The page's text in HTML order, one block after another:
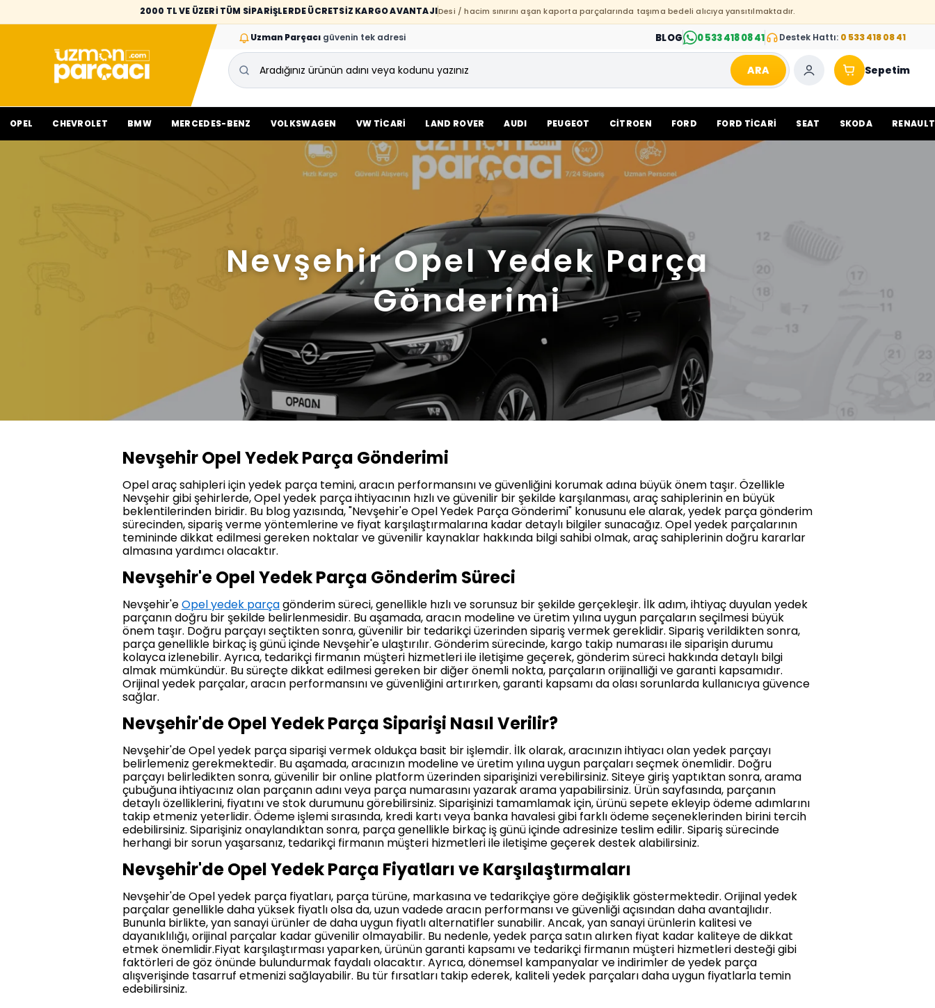
2000 TL VE ÜZERİ TÜM SİPARİŞLERDE ÜCRETSİZ KARGO AVANTAJIDesi / hacim sınırını aşan kaporta parçalarında taşıma bedeli alıcıya yansıtılmaktadır.
Uzman Parçacı güvenin tek adresi BLOG 0 533 418 08 41 Destek Hattı: 0 533 418 08 41
ARA Sepetim
OPEL CHEVROLET BMW MERCEDES-BENZ VOLKSWAGEN VW TİCARİ LAND ROVER AUDI PEUGEOT CİTROEN FORD FORD TİCARİ SEAT SKODA RENAULT
Nevşehir Opel Yedek Parça
Gönderimi
Nevşehir Opel Yedek Parça Gönderimi
Opel araç sahipleri için yedek parça temini, aracın performansını ve güvenliğini korumak adına büyük önem taşır. Özellikle
Nevşehir gibi şehirlerde, Opel yedek parça ihtiyacının hızlı ve güvenilir bir şekilde karşılanması, araç sahiplerinin en büyük
beklentilerinden biridir. Bu blog yazısında, "Nevşehir'e Opel Yedek Parça Gönderimi" konusunu ele alarak, yedek parça gönderim
sürecinden, sipariş verme yöntemlerine ve fiyat karşılaştırmalarına kadar detaylı bilgiler sunacağız. Opel yedek parçalarının
temininde dikkat edilmesi gereken noktalar ve güvenilir kaynaklar hakkında bilgi sahibi olmak, araç sahiplerinin doğru kararlar
almasına yardımcı olacaktır.
Nevşehir'e Opel Yedek Parça Gönderim Süreci
Nevşehir'eOpel yedek parçagönderim süreci, genellikle hızlı ve sorunsuz bir şekilde gerçekleşir. İlk adım, ihtiyaç duyulan yedek
parçanın doğru bir şekilde belirlenmesidir. Bu aşamada, aracın modeline ve üretim yılına uygun parçaların seçilmesi büyük
önem taşır. Doğru parçayı seçtikten sonra, güvenilir bir tedarikçi üzerinden sipariş vermek gereklidir. Sipariş verildikten sonra,
parça genellikle birkaç iş günü içinde Nevşehir'e ulaştırılır. Gönderim sürecinde, kargo takip numarası ile siparişin durumu
kolayca izlenebilir. Ayrıca, tedarikçi firmanın müşteri hizmetleri ile iletişime geçerek, gönderim süreci hakkında detaylı bilgi
almak mümkündür. Bu süreçte dikkat edilmesi gereken bir diğer önemli nokta, parçaların orijinalliği ve garanti kapsamıdır.
Orijinal yedek parçalar, aracın performansını ve güvenliğini artırırken, garanti kapsamı da olası sorunlarda kullanıcıya güvence
sağlar.
Nevşehir'de Opel Yedek Parça Siparişi Nasıl Verilir?
Nevşehir'de Opel yedek parça siparişi vermek oldukça basit bir işlemdir. İlk olarak, aracınızın ihtiyacı olan yedek parçayı
belirlemeniz gerekmektedir. Bu aşamada, aracınızın modeline ve üretim yılına uygun parçaları seçmek önemlidir. Doğru
parçayı belirledikten sonra, güvenilir bir online platform üzerinden siparişinizi verebilirsiniz. Siteye giriş yaptıktan sonra, arama
çubuğuna ihtiyacınız olan parçanın adını veya parça numarasını yazarak arama yapabilirsiniz. Ürün sayfasında, parçanın
detaylı özelliklerini, fiyatını ve stok durumunu görebilirsiniz. Siparişinizi tamamlamak için, ürünü sepete ekleyip ödeme adımlarını
takip etmeniz yeterlidir. Ödeme işlemi sırasında, kredi kartı veya banka havalesi gibi farklı ödeme seçeneklerinden birini tercih
edebilirsiniz. Siparişiniz onaylandıktan sonra, parça genellikle birkaç iş günü içinde adresinize teslim edilir. Sipariş sürecinde
herhangi bir sorun yaşarsanız, tedarikçi firmanın müşteri hizmetleri ile iletişime geçerek destek alabilirsiniz.
Nevşehir'de Opel Yedek Parça Fiyatları ve Karşılaştırmaları
Nevşehir'de Opel yedek parça fiyatları, parça türüne, markasına ve tedarikçiye göre değişiklik göstermektedir. Orijinal yedek
parçalar genellikle daha yüksek fiyatlı olsa da, uzun vadede aracın performansı ve güvenliği açısından daha avantajlıdır.
Bununla birlikte, yan sanayi ürünler de daha uygun fiyatlı alternatifler sunabilir. Ancak, yan sanayi ürünlerin kalitesi ve
dayanıklılığı, orijinal parçalar kadar güvenilir olmayabilir. Bu nedenle, yedek parça satın alırken fiyat kadar kaliteye de dikkat
etmek önemlidir.Fiyat karşılaştırması yaparken, ürünün garanti kapsamı ve tedarikçi firmanın müşteri hizmetleri desteği gibi
faktörleri de göz önünde bulundurmak faydalı olacaktır. Ayrıca, dönemsel kampanyalar ve indirimler de yedek parça
alışverişinde tasarruf etmenizi sağlayabilir. Bu tür fırsatları takip ederek, kaliteli yedek parçaları daha uygun fiyatlarla temin
edebilirsiniz.